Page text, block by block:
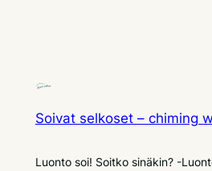
Soivat selkoset – chiming
Luonto soi! Soitko sinäkin? -